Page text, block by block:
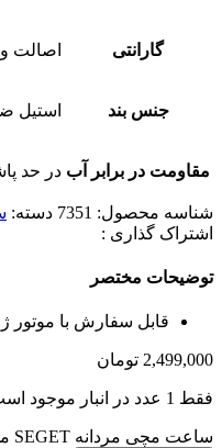
گارانتی اصالت
جنس بند استیل
مقاومت در برابر آب در حد
شناسه محصول: 7351 دسته:
اشتراک گذاری :
توضیحات مختصر
قابل سفارش با موتور
2,499,000 تومان
فقط 1 عدد در انبار موجود است
ساعت مچی مردانه SEGET مدل PT-7351GS عدد